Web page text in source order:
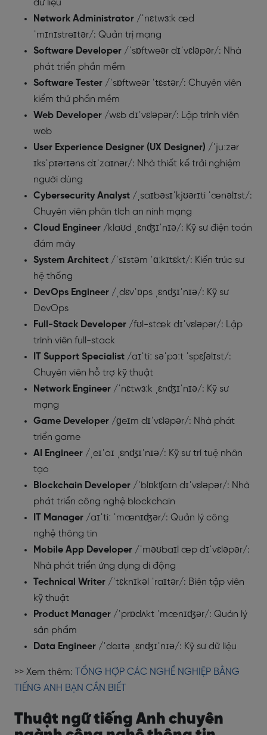
dữ liệu
Network Administrator /ˈnɛtwɜːk æd
ˈmɪnɪstreɪtər/: Quản trị mạng
Software Developer /ˈsɒftweər dɪˈvɛləpər/: Nhà
phát triển phần mềm
Software Tester /ˈsɒftweər ˈtɛstər/: Chuyên viên
kiểm thử phần mềm
Web Developer /wɛb dɪˈvɛləpər/: Lập trình viên
web
User Experience Designer (UX Designer) /ˈjuːzər
ɪksˈpɪərɪəns dɪˈzaɪnər/: Nhà thiết kế trải nghiệm
người dùng
Cybersecurity Analyst /ˌsaɪbəsɪˈkjʊərɪti ˈænəlɪst/:
Chuyên viên phân tích an ninh mạng
Cloud Engineer /klaʊd ˌɛnʤɪˈnɪə/: Kỹ sư điện toán
đám mây
System Architect /ˈsɪstəm ˈɑːkɪtɛkt/: Kiến trúc sư
hệ thống
DevOps Engineer /ˌdɛvˈɒps ˌɛnʤɪˈnɪə/: Kỹ sư
DevOps
Full-Stack Developer /fʊl-stæk dɪˈvɛləpər/: Lập
trình viên full-stack
IT Support Specialist /aɪˈtiː səˈpɔːt ˈspɛʃəlɪst/:
Chuyên viên hỗ trợ kỹ thuật
Network Engineer /ˈnɛtwɜːk ˌɛnʤɪˈnɪə/: Kỹ sư
mạng
Game Developer /ɡeɪm dɪˈvɛləpər/: Nhà phát
triển game
AI Engineer /ˌeɪˈaɪ ˌɛnʤɪˈnɪə/: Kỹ sư trí tuệ nhân
tạo
Blockchain Developer /ˈblɒkʧeɪn dɪˈvɛləpər/: Nhà
phát triển công nghệ blockchain
IT Manager /aɪˈtiː ˈmænɪʤər/: Quản lý công
nghệ thông tin
Mobile App Developer /ˈməʊbaɪl æp dɪˈvɛləpər/:
Nhà phát triển ứng dụng di động
Technical Writer /ˈtɛknɪkəl ˈraɪtər/: Biên tập viên
kỹ thuật
Product Manager /ˈprɒdʌkt ˈmænɪʤər/: Quản lý
sản phẩm
Data Engineer /ˈdeɪtə ˌɛnʤɪˈnɪə/: Kỹ sư dữ liệu
>> Xem thêm:
TỔNG HỢP CÁC NGHỀ NGHIỆP BẰNG
TIẾNG ANH BẠN CẦN BIẾT
Thuật ngữ tiếng Anh chuyên